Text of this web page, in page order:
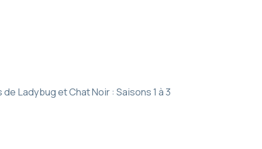
Ladybug et Chat Noir : Saisons 1 à 3